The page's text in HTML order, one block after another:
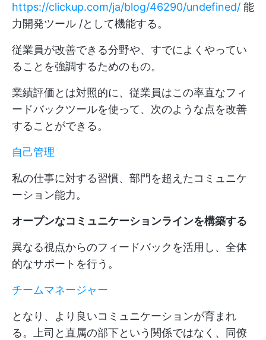
https://clickup.com/ja/blog/46290/undefined/ 能
力開発ツール /として機能する。
従業員が改善できる分野や、すでによくやってい
ることを強調するためのもの。
業績評価とは対照的に、従業員はこの率直なフィ
ードバックツールを使って、次のような点を改善
することができる。
自己管理
私の仕事に対する習慣、部門を超えたコミュニケ
ーション能力。
オープンなコミュニケーションラインを構築する
異なる視点からのフィードバックを活用し、全体
的なサポートを行う。
チームマネージャー
となり、より良いコミュニケーションが育まれ
る。上司と直属の部下という関係ではなく、同僚